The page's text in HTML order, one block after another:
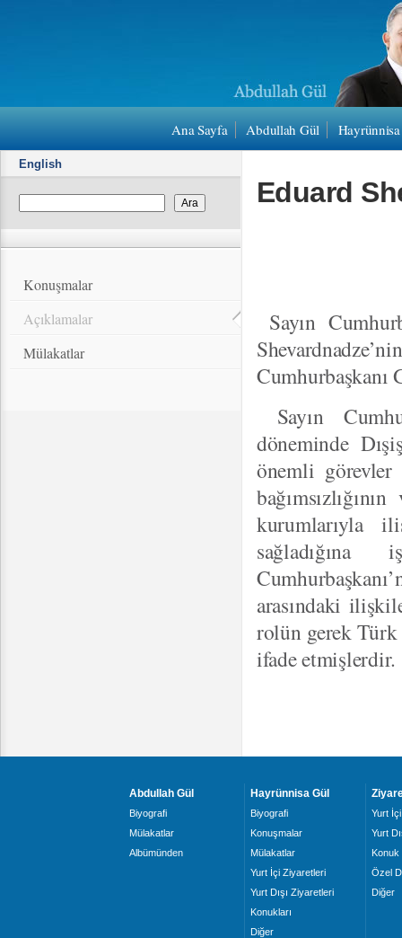
Ana Sayfa Abdullah Gül
English
Konuşmalar
Açıklamalar
Mülakatlar
Eduard
Sayın
Cumhurbaşkanı
Sayın
döneminde
önemli görevler
kurumlarıyla
arasındaki
rolün gerek Türk
ifade etmişlerdir.
Abdullah Gül
Biyografi
Mülakatlar
Albümünden
Hayrünnisa Gül
Biyografi
Konuşmalar
Mülakatlar
Yurt İçi Ziyaretleri
Yurt Dışı Ziyaretleri
Konukları
Diğer
Yurt İçi
Yurt
Konuk
Özel
Diğer